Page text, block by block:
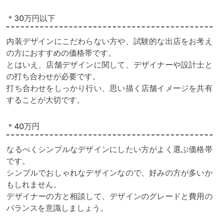
＊30万円以下
内装デザインにこだわらない方や、試験的な出店をお考え
の方におすすめの価格帯です。
とはいえ、店舗デザインに関して、デザイナーや設計士と
の打ち合わせが必要です。
打ち合わせをしっかり行い、思い描く店舗イメージを共有
することが大切です。
＊40万円
なるべくシンプルなデザインにしたい方がよく選ぶ価格帯
です。
シンプルでおしゃれなデザインなので、好みの方が多いか
もしれません。
デザイナーの方と相談して、デザインのグレードと費用の
バランスを意識しましょう。